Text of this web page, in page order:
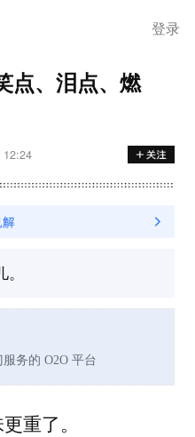
登录
点、泪点、燃
12:24
务的 O2O 平台
重了。